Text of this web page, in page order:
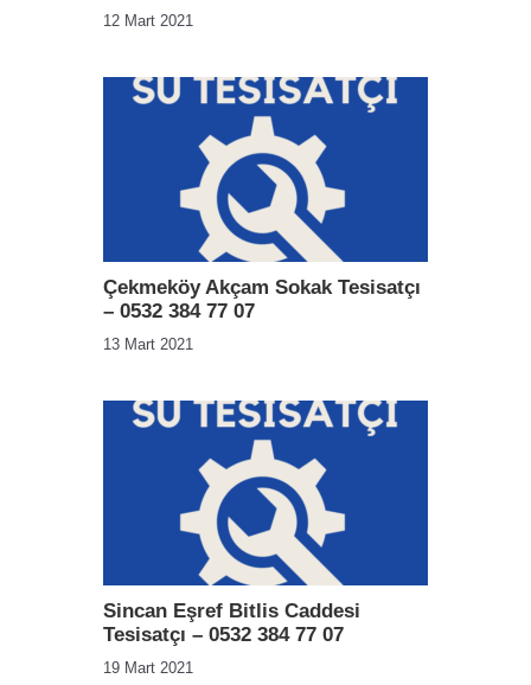
12 Mart 2021
Çekmeköy Akçam Sokak Tesisatçı
– 0532 384 77 07
13 Mart 2021
Sincan Eşref Bitlis Caddesi
Tesisatçı – 0532 384 77 07
19 Mart 2021